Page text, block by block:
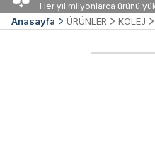
Her yıl milyonlarca ürünü
Anasayfa ÜRÜNLER KOLEJ